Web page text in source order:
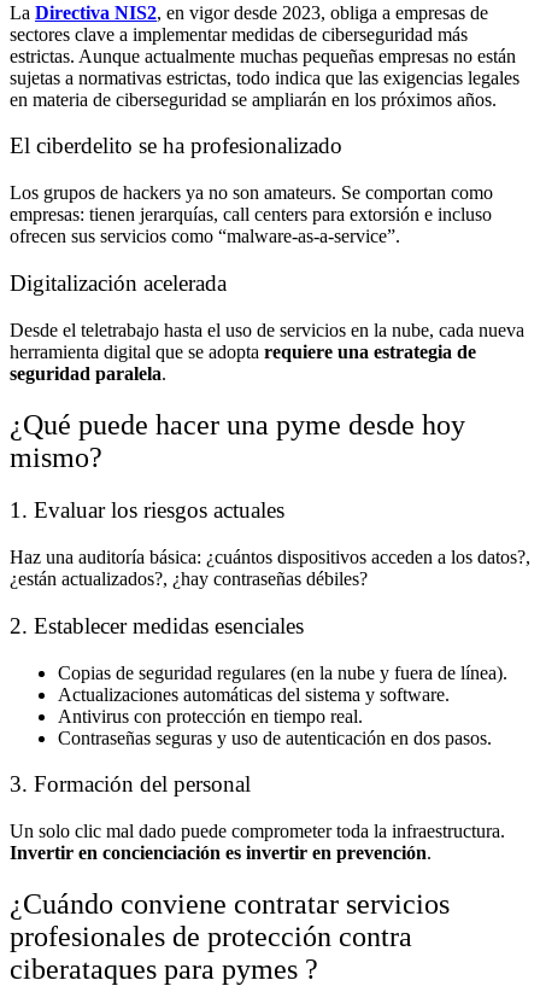
La Directiva NIS2, en vigor desde 2023, obliga a empresas de
sectores clave a implementar medidas de ciberseguridad más
estrictas. Aunque actualmente muchas pequeñas empresas no están
sujetas a normativas estrictas, todo indica que las exigencias legales
en materia de ciberseguridad se ampliarán en los próximos años.
El ciberdelito se ha profesionalizado
Los grupos de hackers ya no son amateurs. Se comportan como
empresas: tienen jerarquías, call centers para extorsión e incluso
ofrecen sus servicios como “malware-as-a-service”.
Digitalización acelerada
Desde el teletrabajo hasta el uso de servicios en la nube, cada nueva
herramienta digital que se adopta requiere una estrategia de
seguridad paralela.
¿Qué puede hacer una pyme desde hoy
mismo?
1. Evaluar los riesgos actuales
Haz una auditoría básica: ¿cuántos dispositivos acceden a los datos?,
¿están actualizados?, ¿hay contraseñas débiles?
2. Establecer medidas esenciales
Copias de seguridad regulares (en la nube y fuera de línea).
Actualizaciones automáticas del sistema y software.
Antivirus con protección en tiempo real.
Contraseñas seguras y uso de autenticación en dos pasos.
3. Formación del personal
Un solo clic mal dado puede comprometer toda la infraestructura.
Invertir en concienciación es invertir en prevención.
¿Cuándo conviene contratar servicios
profesionales de protección contra
ciberataques para pymes ?